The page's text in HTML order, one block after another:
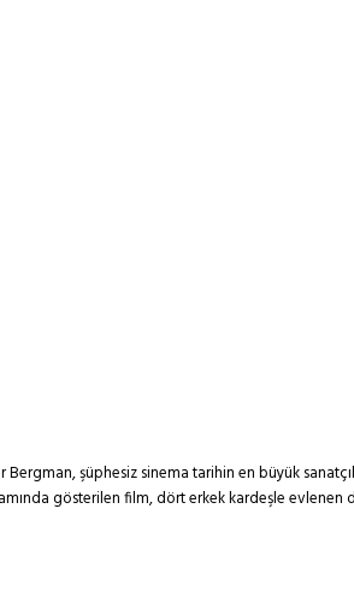
şüphesiz sinema tarihin en büyük
gösterilen film, dört erkek kardeşle evlenen